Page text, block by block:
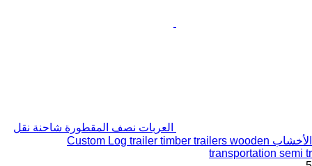
العربات نصف المقطورة شاحنة نقل
الأخشاب Custom Log trailer timber trailers wooden
transportation semi tr